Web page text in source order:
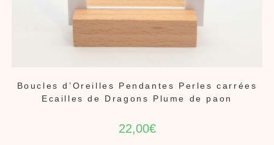
Boucles d’Oreilles Pendantes Perles carrées
Ecailles de Dragons Plume de paon
22,00€